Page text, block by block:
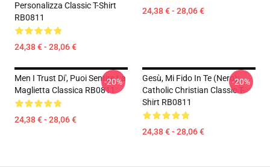
Personalizza Classic T-Shirt
RB0811
24,38 € - 28,06 €
24,38 € - 28,06 €
Men I Trust Di', Puoi Sentire La
Maglietta Classica RB0811
24,38 € - 28,06 €
-20%
Gesù, Mi Fido In Te (nero):
Catholic Christian Classic T-
Shirt RB0811
24,38 € - 28,06 €
-20%